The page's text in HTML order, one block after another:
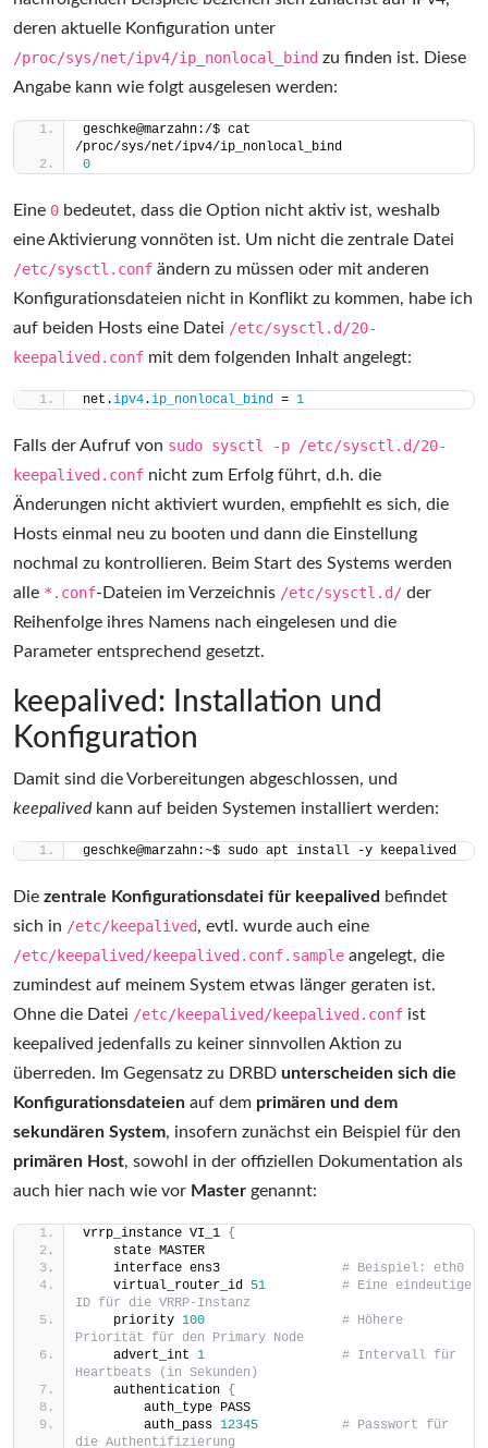
deren aktuelle Konfiguration unter
/proc/sys/net/ipv4/ip_nonlocal_bind zu finden ist. Diese
Angabe kann wie folgt ausgelesen werden:
geschke@marzahn:/$ cat
/proc/sys/net/ipv4/ip_nonlocal_bind
0
Eine 0 bedeutet, dass die Option nicht aktiv ist, weshalb
eine Aktivierung vonnöten ist. Um nicht die zentrale Datei
/etc/sysctl.conf ändern zu müssen oder mit anderen
Konfigurationsdateien nicht in Konflikt zu kommen, habe ich
auf beiden Hosts eine Datei /etc/sysctl.d/20-
keepalived.conf mit dem folgenden Inhalt angelegt:
net.ipv4.ip_nonlocal_bind = 1
Falls der Aufruf von sudo sysctl -p /etc/sysctl.d/20-
keepalived.conf nicht zum Erfolg führt, d.h. die
Änderungen nicht aktiviert wurden, empfiehlt es sich, die
Hosts einmal neu zu booten und dann die Einstellung
nochmal zu kontrollieren. Beim Start des Systems werden
alle *.conf-Dateien im Verzeichnis /etc/sysctl.d/ der
Reihenfolge ihres Namens nach eingelesen und die
Parameter entsprechend gesetzt.
keepalived: Installation und
Konfiguration
Damit sind die Vorbereitungen abgeschlossen, und
keepalivedkann auf beiden Systemen installiert werden:
geschke@marzahn:~$ sudo apt install -y keepalived
Die zentrale Konfigurationsdatei für keepalived befindet
sich in /etc/keepalived, evtl. wurde auch eine
/etc/keepalived/keepalived.conf.sample angelegt, die
zumindest auf meinem System etwas länger geraten ist.
Ohne die Datei /etc/keepalived/keepalived.conf ist
keepalived jedenfalls zu keiner sinnvollen Aktion zu
überreden. Im Gegensatz zu DRBD unterscheiden sich die
Konfigurationsdateien auf dem primären und dem
sekundären System, insofern zunächst ein Beispiel für den
primären Host, sowohl in der offiziellen Dokumentation als
auch hier nach wie vor Master genannt:
vrrp_instance VI_1 {
    state MASTER
    interface ens3
# Beispiel: eth0
    virtual_router_id
51
# Eine eindeutige
ID für die VRRP-Instanz
    priority
100
# Höhere
Priorität für den Primary Node
    advert_int
1
# Intervall für
Heartbeats (in Sekunden)
    authentication
{
        auth_type PASS
        auth_pass
12345
# Passwort für
die Authentifizierung